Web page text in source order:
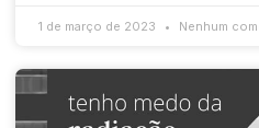
1 de março de 2023 Nenhum